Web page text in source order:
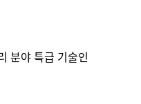
분야 특급 기술인